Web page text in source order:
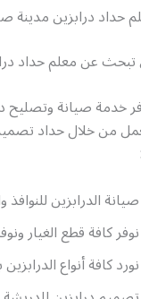
حداد درابزين مدينة
عن معلم حداد
خدمة صيانة وتصليح
من خلال حداد تصميم
صيانة الدرابزين
نوفر كافة قطع الغيار
نورد كافة أنواع